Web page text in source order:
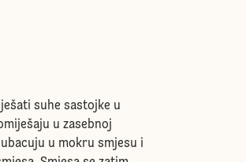
suhe sastojke u
u zasebnoj
u mokru smjesu i